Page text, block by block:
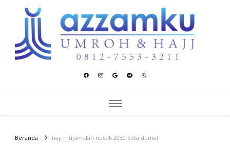
Azzamku Umroh dan Hajj
Beranda haji mujamalah nusuk 2030 kota dumai